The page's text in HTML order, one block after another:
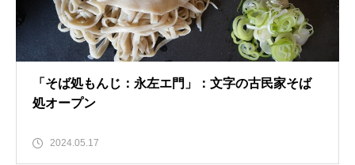
「そば処もんじ：永左エ門」：文字の古民家そば
処オープン
2024.05.17